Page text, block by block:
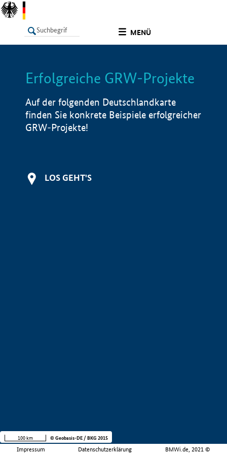
MENÜ
LISTE Info
Erfolgreiche GRW-Projekte
Auf der folgenden Deutschlandkarte
finden Sie konkrete Beispiele erfolgreicher
GRW-Projekte!
LOS GEHT'S
Impressum Datenschutzerklärung BMWi.de, 2021 ©
100 km © Geobasis-DE / BKG 2015